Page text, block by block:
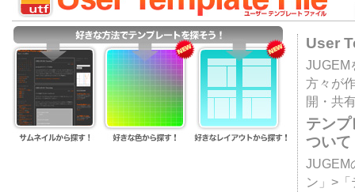
User
JUGEM
方々が
開・共
テン
ついて
JUGEM
ン」>